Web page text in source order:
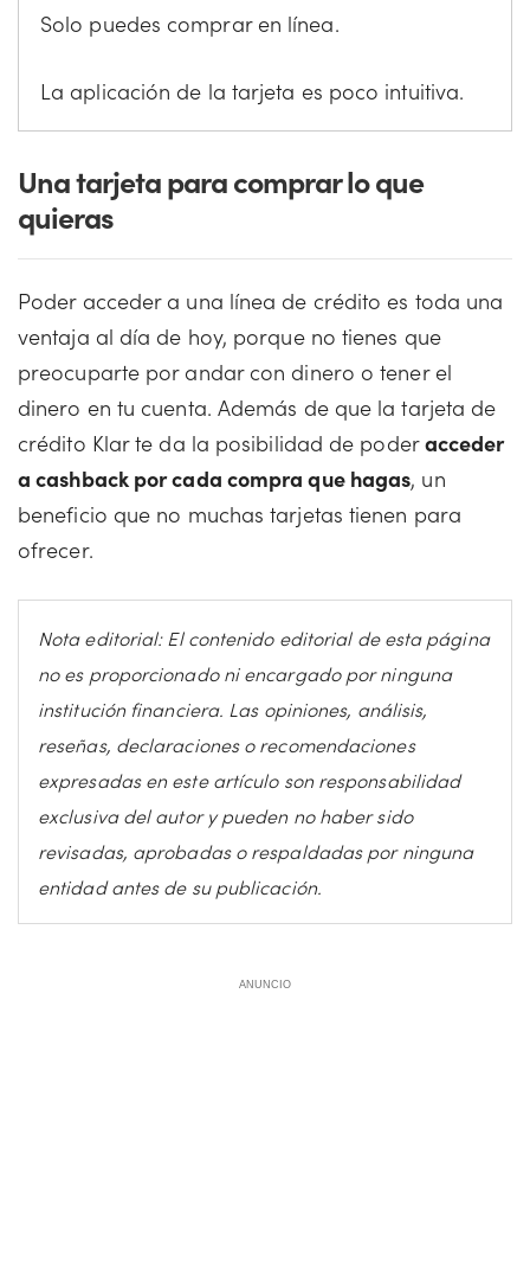
Solo puedes comprar en línea.
La aplicación de la tarjeta es poco intuitiva.
Una tarjeta para comprar lo que
quieras
Poder acceder a una línea de crédito es toda una
ventaja al día de hoy, porque no tienes que
preocuparte por andar con dinero o tener el
dinero en tu cuenta. Además de que la tarjeta de
crédito Klar te da la posibilidad de poderacceder
a cashback por cada compra que hagas, un
beneficio que no muchas tarjetas tienen para
ofrecer.
Nota editorial: El contenido editorial de esta página
no es proporcionado ni encargado por ninguna
institución financiera. Las opiniones, análisis,
reseñas, declaraciones o recomendaciones
expresadas en este artículo son responsabilidad
exclusiva del autor y pueden no haber sido
revisadas, aprobadas o respaldadas por ninguna
entidad antes de su publicación.
ANUNCIO